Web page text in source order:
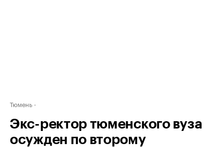
Тюмень
Экс-ректор тюменского вуза
осужден по второму